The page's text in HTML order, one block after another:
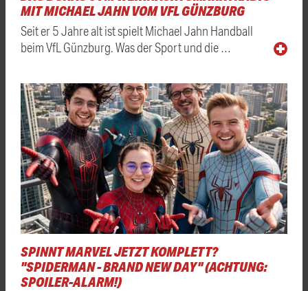
MIT MICHAEL JAHN VOM VFL GÜNZBURG
Seit er 5 Jahre alt ist spielt Michael Jahn Handball
beim VfL Günzburg. Was der Sport und die …
SPINNT MARVEL JETZT KOMPLETT?
"SPIDERMAN - BRAND NEW DAY" (ACHTUNG:
SPOILER-ALARM!)